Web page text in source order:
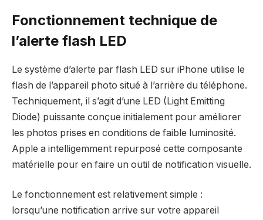
Fonctionnement technique de
l’alerte flash LED
Le système d’alerte par flash LED sur iPhone utilise le
flash de l’appareil photo situé à l’arrière du téléphone.
Techniquement, il s’agit d’une LED (Light Emitting
Diode) puissante conçue initialement pour améliorer
les photos prises en conditions de faible luminosité.
Apple a intelligemment repurposé cette composante
matérielle pour en faire un outil de notification visuelle.
Le fonctionnement est relativement simple :
lorsqu’une notification arrive sur votre appareil